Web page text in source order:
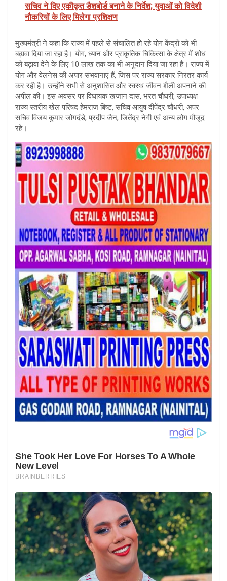
सचिव ने दिए एकीकृत डैशबोर्ड बनाने के निर्देश; युवाओं को विदेशी
नौकरियों के लिए मिलेगा प्रशिक्षण
मुख्यमंत्री ने कहा कि राज्य में पहले से संचालित हो रहे योग केंद्रों को भी
बढ़ावा दिया जा रहा है। योग, ध्यान और प्राकृतिक चिकित्सा के क्षेत्र में शोध
को बढ़ावा देने के लिए 10 लाख तक का भी अनुदान दिया जा रहा है। राज्य में
योग और वेलनेस की अपार संभवानाएं हैं, जिस पर राज्य सरकार निरंतर कार्य
कर रही है। उन्होंने सभी से अनुशासित और स्वस्थ जीवन शैली अपनाने की
अपील की। इस अवसर पर विधायक खजान दास, भरत चौधरी, उपाध्यक्ष
राज्य स्तरीय खेल परिषद हेमराज बिष्ट, सचिव आयुष दीपेंद्र चौधरी, अपर
सचिव विजय कुमार जोगदंडे, प्रदीप जैन, जितेंद्र नेगी एवं अन्य लोग मौजूद
रहे।